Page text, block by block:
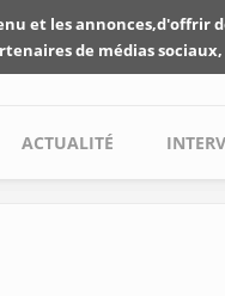
Les
ACTUALITÉ
et les
de médias